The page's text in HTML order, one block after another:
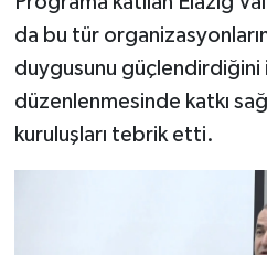
da bu tür
duygusunu
düzenlenmesinde katkı
kuruluşları tebrik etti.